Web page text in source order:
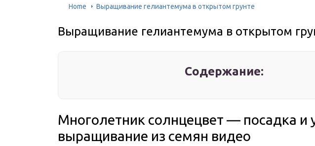
Home Выращивание гелиантемума в открытом грунте
Выращивание гелиантемума в открытом
Содержание:
Многолетник солнцецвет — посадка и
выращивание из семян видео